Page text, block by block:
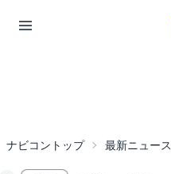
ナビコントップ 最新ニュース